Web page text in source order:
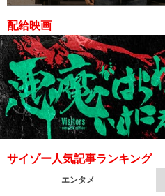
配給映画
サイゾー人気記事ランキング
エンタメ